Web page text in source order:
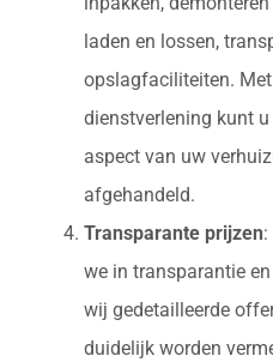
laden en lossen,
opslagfaciliteiten. Met
dienstverlening kunt
aspect van uw
afgehandeld.
Transparante prijzen
we in transparantie
wij gedetailleerde
duidelijk worden